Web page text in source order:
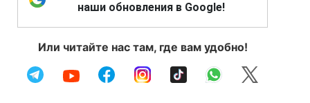
наши обновления в Google!
Или читайте нас там, где вам удобно!